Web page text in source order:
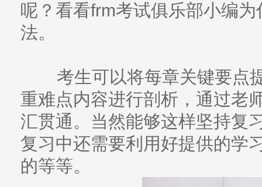
呢？看看frm考试俱乐部小编
法。
考生可以将每章关键要点
重难点内容进行剖析，通过老
汇贯通。当然能够这样坚持复
复习中还需要利用好提供的学
的等等。